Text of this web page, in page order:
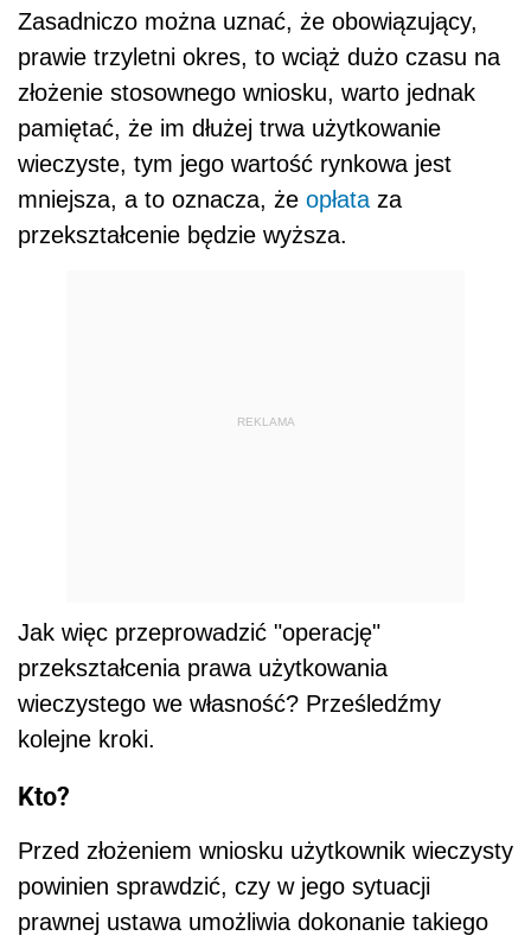
Zasadniczo można uznać, że obowiązujący,
prawie trzyletni okres, to wciąż dużo czasu na
złożenie stosownego wniosku, warto jednak
pamiętać, że im dłużej trwa użytkowanie
wieczyste, tym jego wartość rynkowa jest
mniejsza, a to oznacza, że opłata za
przekształcenie będzie wyższa.
REKLAMA
Jak więc przeprowadzić "operację"
przekształcenia prawa użytkowania
wieczystego we własność? Prześledźmy
kolejne kroki.
Kto?
Przed złożeniem wniosku użytkownik wieczysty
powinien sprawdzić, czy w jego sytuacji
prawnej ustawa umożliwia dokonanie takiego